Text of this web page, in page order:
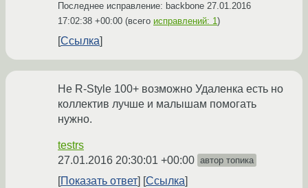
Последнее исправление: backbone 27.01.2016
17:02:38 +00:00 (всего исправлений: 1)
Ссылка
Не R-Style 100+ возможно Удаленка есть но
коллектив лучше и малышам помогать
нужно.
testrs
27.01.2016 20:30:01 +00:00 автор топика
Показать ответ Ссылка